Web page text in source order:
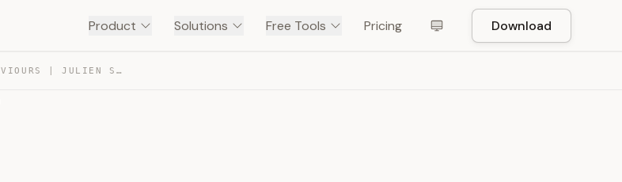
Product Solutions Free Tools Pricing Download
HOW CULTURE DRIVES BEHAVIOURS | JULIEN S. BOURRELLE | T… — TRANSCRIPT